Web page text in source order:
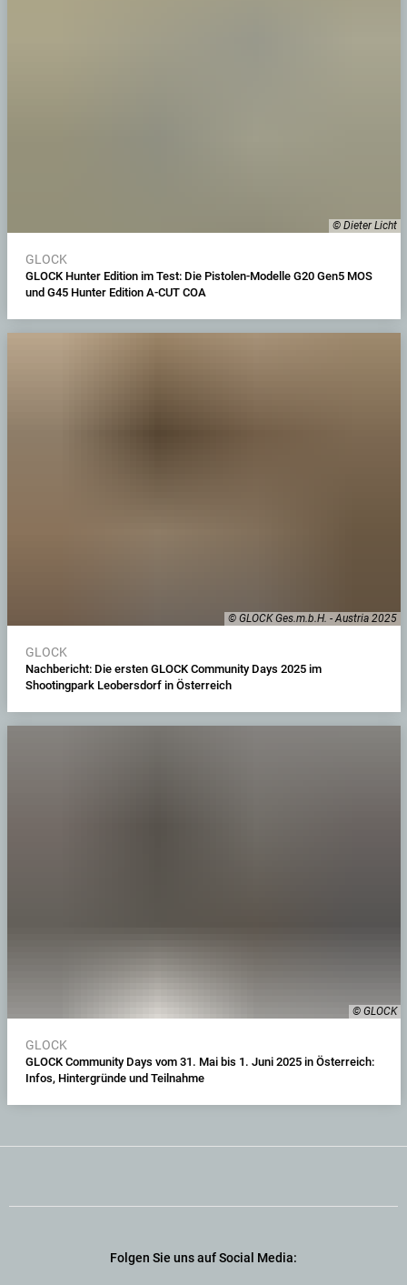
© Dieter Licht
GLOCK
GLOCK Hunter Edition im Test: Die Pistolen-Modelle G20 Gen5 MOS
und G45 Hunter Edition A-CUT COA
© GLOCK Ges.m.b.H. - Austria 2025
GLOCK
Nachbericht: Die ersten GLOCK Community Days 2025 im
Shootingpark Leobersdorf in Österreich
© GLOCK
GLOCK
GLOCK Community Days vom 31. Mai bis 1. Juni 2025 in Österreich:
Infos, Hintergründe und Teilnahme
Folgen Sie uns auf Social Media: